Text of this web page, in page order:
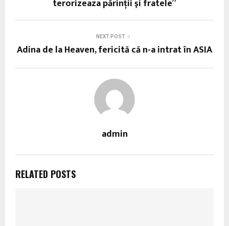
terorizeaza părinţii şi fratele”
NEXT POST
Adina de la Heaven, fericită că n-a intrat în ASIA
admin
RELATED POSTS